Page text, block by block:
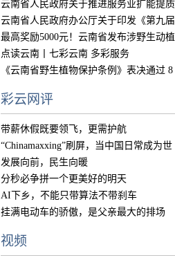
意见
云南省人民政府关于推进服务业扩能提质
的实
云南省人民政府办公厅关于印发《第九届
中国
最高奖励5000元！云南省发布涉野生动植
物违
点读云南丨七彩云南 多彩服务
《云南省野生植物保护条例》表决通过 8
彩云网评
带薪休假既要领飞，更需护航
“Chinamaxxing”刷屏，当中国日常成为世
界
发展向前，民生向暖
分秒必争拼一个更美好的明天
AI下乡，不能只带算法不带刹车
挂满电动车的骄傲，是父亲最大的排场
视频